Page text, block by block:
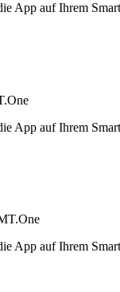
App auf Ihrem
App auf Ihrem
App auf Ihrem